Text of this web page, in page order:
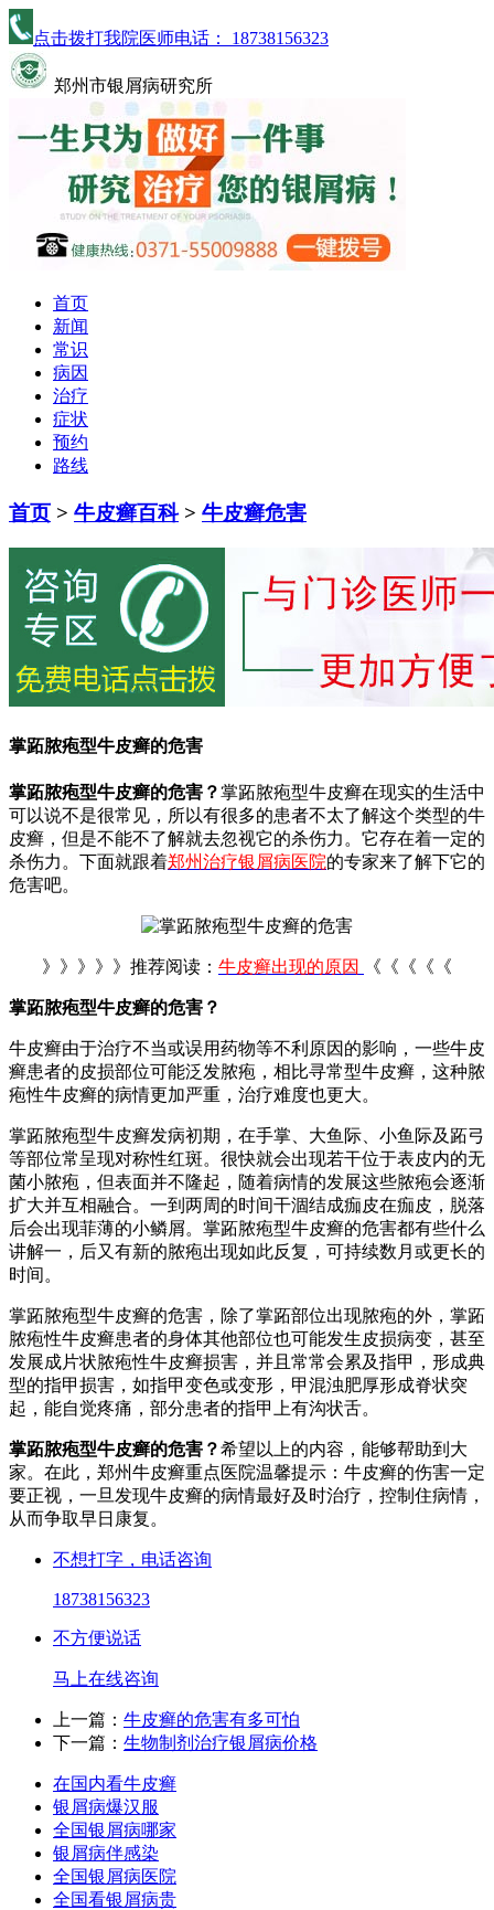
点击拨打我院医师电话： 18738156323
郑州市银屑病研究所
首页
新闻
常识
病因
治疗
症状
预约
路线
首页 > 牛皮癣百科> 牛皮癣危害
掌跖脓疱型牛皮癣的危害
掌跖脓疱型牛皮癣的危害？掌跖脓疱型牛皮癣在现实的生活中
可以说不是很常见，所以有很多的患者不太了解这个类型的牛
皮癣，但是不能不了解就去忽视它的杀伤力。它存在着一定的
杀伤力。下面就跟着郑州治疗银屑病医院的专家来了解下它的
危害吧。
》》》》》推荐阅读： 牛皮癣出现的原因 《《《《《
掌跖脓疱型牛皮癣的危害？
牛皮癣由于治疗不当或误用药物等不利原因的影响，一些牛皮
癣患者的皮损部位可能泛发脓疱，相比寻常型牛皮癣，这种脓
疱性牛皮癣的病情更加严重，治疗难度也更大。
掌跖脓疱型牛皮癣发病初期，在手掌、大鱼际、小鱼际及跖弓
等部位常呈现对称性红斑。很快就会出现若干位于表皮内的无
菌小脓疱，但表面并不隆起，随着病情的发展这些脓疱会逐渐
扩大并互相融合。一到两周的时间干涸结成痂皮在痂皮，脱落
后会出现菲薄的小鳞屑。掌跖脓疱型牛皮癣的危害都有些什么
讲解一，后又有新的脓疱出现如此反复，可持续数月或更长的
时间。
掌跖脓疱型牛皮癣的危害，除了掌跖部位出现脓疱的外，掌跖
脓疱性牛皮癣患者的身体其他部位也可能发生皮损病变，甚至
发展成片状脓疱性牛皮癣损害，并且常常会累及指甲，形成典
型的指甲损害，如指甲变色或变形，甲混浊肥厚形成脊状突
起，能自觉疼痛，部分患者的指甲上有沟状舌。
掌跖脓疱型牛皮癣的危害？希望以上的内容，能够帮助到大
家。在此，郑州牛皮癣重点医院温馨提示：牛皮癣的伤害一定
要正视，一旦发现牛皮癣的病情最好及时治疗，控制住病情，
从而争取早日康复。
不想打字，电话咨询
18738156323
不方便说话
马上在线咨询
上一篇： 牛皮癣的危害有多可怕
下一篇： 生物制剂治疗银屑病价格
在国内看牛皮癣
银屑病爆汉服
全国银屑病哪家
银屑病伴感染
全国银屑病医院
全国看银屑病贵